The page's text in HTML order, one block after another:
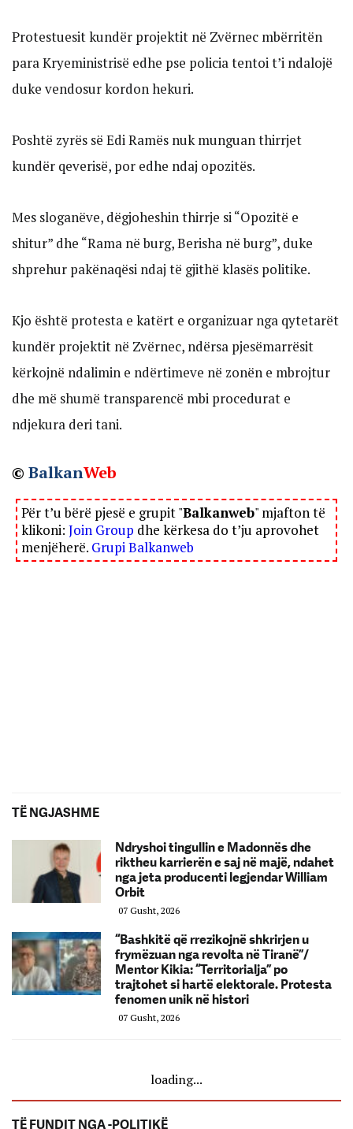
Protestuesit kundër projektit në Zvërnec mbërritën
para Kryeministrisë edhe pse policia tentoi t’i ndalojë
duke vendosur kordon hekuri.
Poshtë zyrës së Edi Ramës nuk munguan thirrjet
kundër qeverisë, por edhe ndaj opozitës.
Mes sloganëve, dëgjoheshin thirrje si “Opozitë e
shitur” dhe “Rama në burg, Berisha në burg”, duke
shprehur pakënaqësi ndaj të gjithë klasës politike.
Kjo është protesta e katërt e organizuar nga qytetarët
kundër projektit në Zvërnec, ndërsa pjesëmarrësit
kërkojnë ndalimin e ndërtimeve në zonën e mbrojtur
dhe më shumë transparencë mbi procedurat e
ndjekura deri tani.
© BalkanWeb
Për t’u bërë pjesë e grupit "Balkanweb" mjafton të
klikoni: Join Group dhe kërkesa do t’ju aprovohet
menjëherë. Grupi Balkanweb
TË NGJASHME
Ndryshoi tingullin e Madonnës dhe
riktheu karrierën e saj në majë, ndahet
nga jeta producenti legjendar William
Orbit
07 Gusht, 2026
“Bashkitë që rrezikojnë shkrirjen u
frymëzuan nga revolta në Tiranë”/
Mentor Kikia: “Territorialja” po
trajtohet si hartë elektorale. Protesta
fenomen unik në histori
07 Gusht, 2026
loading...
TË FUNDIT NGA -POLITIKË